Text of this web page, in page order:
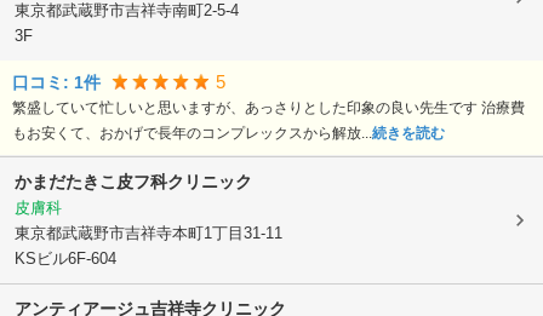
東京都武蔵野市吉祥寺南町2-5-4
3F
口コミ: 1件 5
繁盛していて忙しいと思いますが、あっさりとした印象の良い先生です 治療費
もお安くて、おかげで長年のコンプレックスから解放...続きを読む
かまだたきこ皮フ科クリニック
皮膚科
東京都武蔵野市吉祥寺本町1丁目31-11
KSビル6F-604
アンティアージュ吉祥寺クリニック